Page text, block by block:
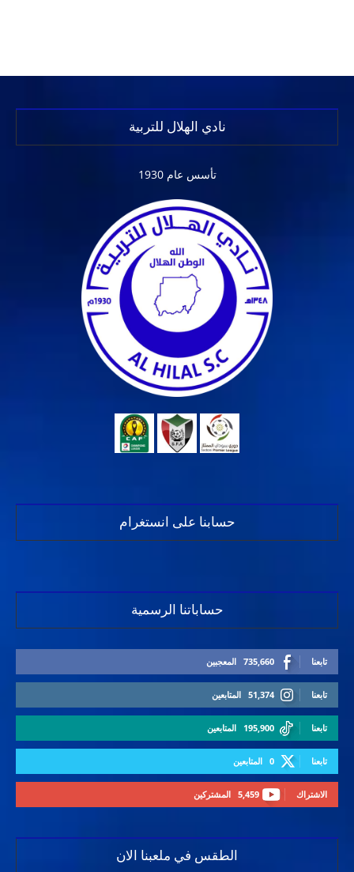
نادي الهلال للتربية
تأسس عام 1930
حسابنا على انستغرام
حساباتنا الرسمية
735,660 المعجبين تابعنا
51,374 المتابعين تابعنا
195,900 المتابعين تابعنا
0 المتابعين تابعنا
5,459 المشتركين الاشتراك
الطقس في ملعبنا الان